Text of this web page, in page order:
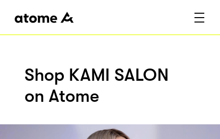
Shop KAMI SALON
on Atome